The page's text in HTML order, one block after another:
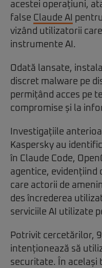
acestei operațiuni,
false Claude AI
vizând utilizatorii
instrumente AI.
Odată lansate,
discret malware pe
permițând acces pe
compromise și la
Investigațiile
Kaspersky au
în Claude Code,
agentice, evidențiind
care actorii de
des încrederea
serviciile AI utilizate
Potrivit cercetărilor,
intenționează să
securitate. În același